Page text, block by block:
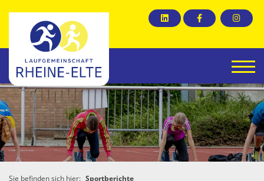
Sie befinden sich hier: Sportberichte